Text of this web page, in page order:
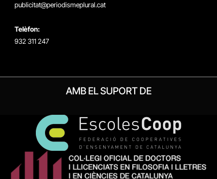
publicitat@periodismeplural.cat
Telèfon:
932 311 247
AMB EL SUPORT DE